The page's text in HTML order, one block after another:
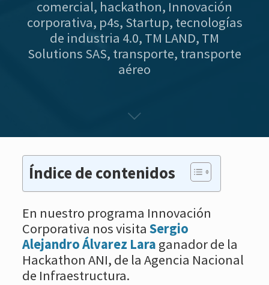
comercial, hackathon, Innovación
corporativa, p4s, Startup, tecnologías
de industria 4.0, TM LAND, TM
Solutions SAS, transporte, transporte
aéreo
Índice de contenidos
En nuestro programa Innovación
Corporativa nos visita Sergio
Alejandro Álvarez Lara ganador de la
Hackathon ANI, de la Agencia Nacional
de Infraestructura.